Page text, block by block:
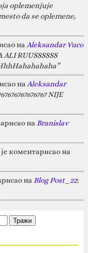
oplemenjuje
da se oplemene,
на Aleksandar Vuco
ALI RUUSSSSSS
на Aleksandar
NIJE
на Branislav
коментарисао на
на Blog Post_22: